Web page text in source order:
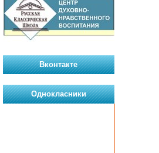
Вконтакте
Однокласники